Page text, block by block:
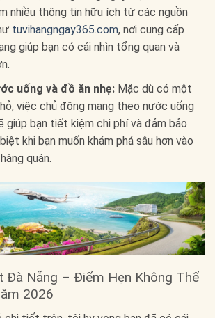
nhiều thông tin hữu ích từ các nguồn
tuvihangngay365.com, nơi cung cấp
giúp bạn có cái nhìn tổng quan và
uống và đồ ăn nhẹ:Mặc dù có một
việc chủ động mang theo nước uống
giúp bạn tiết kiệm chi phí và đảm bảo
khi bạn muốn khám phá sâu hơn vào
quán.
Đà Nẵng – Điểm Hẹn Không Thể
2026